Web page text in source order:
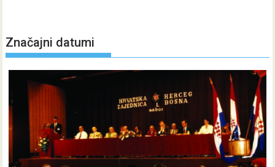
Značajni datumi